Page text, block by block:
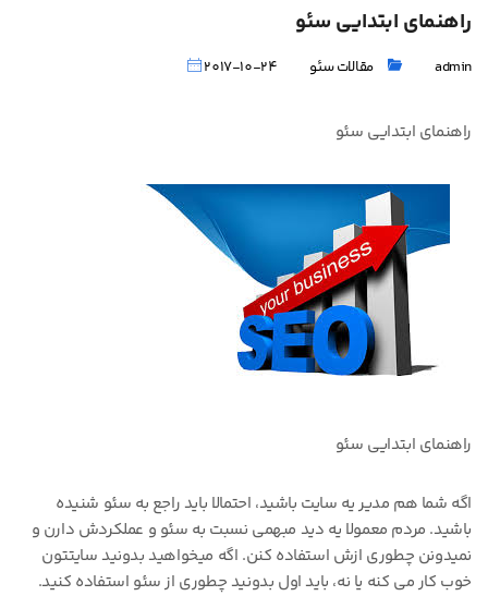
راهنمای ابتدایی سئو
admin مقالات سئو 2017-10-24
راهنمای ابتدایی سئو
راهنمای ابتدایی سئو
اگه شما هم مدیر یه سایت باشید، احتمالا باید راجع به سئو شنیده
باشید. مردم معمولا یه دید مبهمی نسبت به سئو و عملکردش دارن و
نمیدونن چطوری ازش استفاده کنن. اگه میخواهید بدونید سایتتون
خوب کار می کنه یا نه، باید اول بدونید چطوری از سئو استفاده کنید.